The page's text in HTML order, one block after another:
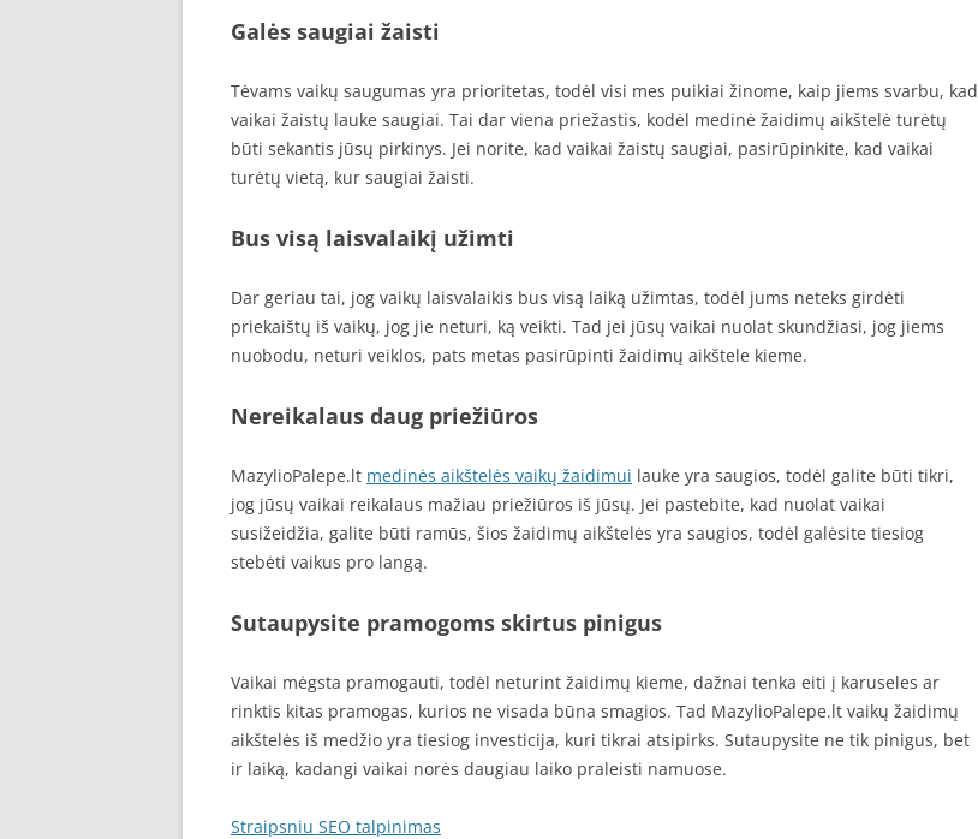
Galės saugiai žaisti
Tėvams vaikų saugumas yra prioritetas, todėl visi mes puikiai žinome, kaip jiems svarbu, kad
vaikai žaistų lauke saugiai. Tai dar viena priežastis, kodėl medinė žaidimų aikštelė turėtų
būti sekantis jūsų pirkinys. Jei norite, kad vaikai žaistų saugiai, pasirūpinkite, kad vaikai
turėtų vietą, kur saugiai žaisti.
Bus visą laisvalaikį užimti
Dar geriau tai, jog vaikų laisvalaikis bus visą laiką užimtas, todėl jums neteks girdėti
priekaištų iš vaikų, jog jie neturi, ką veikti. Tad jei jūsų vaikai nuolat skundžiasi, jog jiems
nuobodu, neturi veiklos, pats metas pasirūpinti žaidimų aikštele kieme.
Nereikalaus daug priežiūros
MazylioPalepe.lt medinės aikštelės vaikų žaidimui lauke yra saugios, todėl galite būti tikri,
jog jūsų vaikai reikalaus mažiau priežiūros iš jūsų. Jei pastebite, kad nuolat vaikai
susižeidžia, galite būti ramūs, šios žaidimų aikštelės yra saugios, todėl galėsite tiesiog
stebėti vaikus pro langą.
Sutaupysite pramogoms skirtus pinigus
Vaikai mėgsta pramogauti, todėl neturint žaidimų kieme, dažnai tenka eiti į karuseles ar
rinktis kitas pramogas, kurios ne visada būna smagios. Tad MazylioPalepe.lt vaikų žaidimų
aikštelės iš medžio yra tiesiog investicija, kuri tikrai atsipirks. Sutaupysite ne tik pinigus, bet
ir laiką, kadangi vaikai norės daugiau laiko praleisti namuose.
Straipsniu SEO talpinimas